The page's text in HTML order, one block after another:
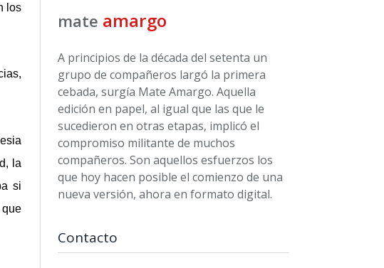
los
la
si
mate amargo
A principios de la década del setenta un
grupo de compañeros largó la primera
cebada, surgía Mate Amargo. Aquella
edición en papel, al igual que las que le
sucedieron en otras etapas, implicó el
compromiso militante de muchos
compañeros. Son aquellos esfuerzos los
que hoy hacen posible el comienzo de una
nueva versión, ahora en formato digital.
Contacto